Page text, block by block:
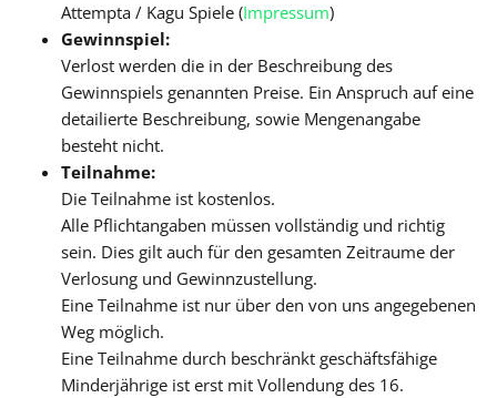
Attempta / Kagu Spiele (Impressum)
Gewinnspiel:
Verlost werden die in der Beschreibung des
Gewinnspiels genannten Preise. Ein Anspruch auf eine
detailierte Beschreibung, sowie Mengenangabe
besteht nicht.
Teilnahme:
Die Teilnahme ist kostenlos.
Alle Pflichtangaben müssen vollständig und richtig
sein. Dies gilt auch für den gesamten Zeitraume der
Verlosung und Gewinnzustellung.
Eine Teilnahme ist nur über den von uns angegebenen
Weg möglich.
Eine Teilnahme durch beschränkt geschäftsfähige
Minderjährige ist erst mit Vollendung des 16.